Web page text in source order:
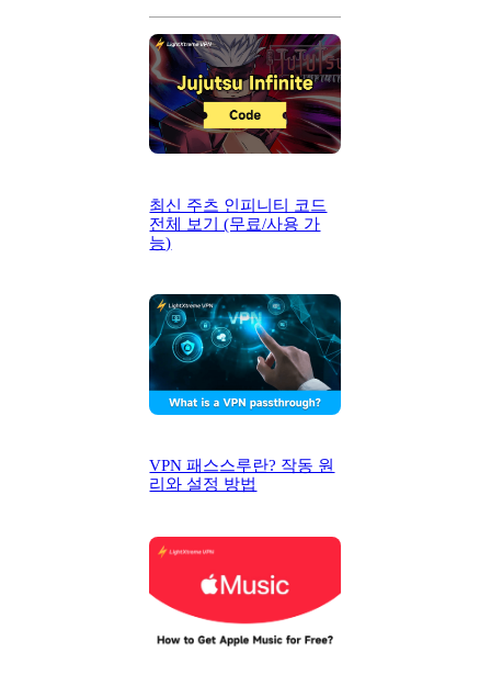
최신 주츠 인피니티 코드
전체 보기 (무료/사용 가
능)
VPN 패스스루란? 작동 원
리와 설정 방법